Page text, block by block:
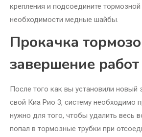
крепления и подсоедините
необходимости медные шайбы.
Прокачка
завершение работ
После того как вы установили новый
свой Киа Рио 3, систему необходимо
нужно для того, чтобы удалить весь
попал в тормозные трубки при